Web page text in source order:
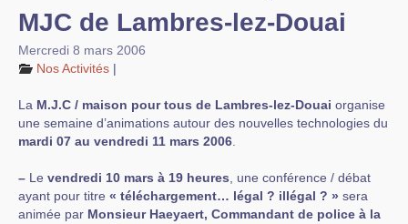
Les antennes
Espace membres
MJC de Lambres-lez-Douai
Mercredi 8 mars 2006
Nos Activités |
La M.J.C / maison pour tous de Lambres-lez-Douai organise
une semaine d’animations autour des nouvelles technologies du
mardi 07 au vendredi 11 mars 2006
– Le vendredi 10 mars à 19 heures , une conférence / débat
ayant pour titre « téléchargement… légal ? illégal ? » sera
animée par Monsieur Haeyaert, Commandant de police à la